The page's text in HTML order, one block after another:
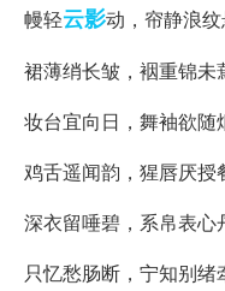
幔轻云影动，帘静浪纹
裙薄绡长皱，裀重锦未
妆台宜向日，舞袖欲随
鸡舌遥闻韵，猩唇厌授
深衣留唾碧，系帛表心
只忆愁肠断，宁知别绪